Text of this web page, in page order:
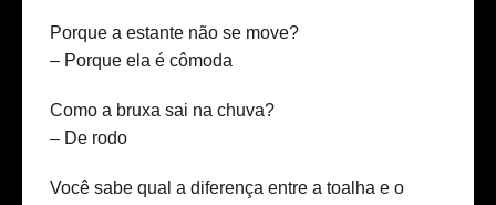
Porque a estante não se move?
– Porque ela é cômoda
Como a bruxa sai na chuva?
– De rodo
Você sabe qual a diferença entre a toalha e o